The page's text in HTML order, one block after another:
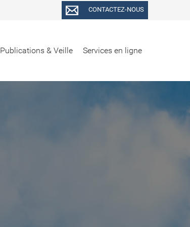
Publications & Veille Services en ligne
CONTACTEZ-NOUS